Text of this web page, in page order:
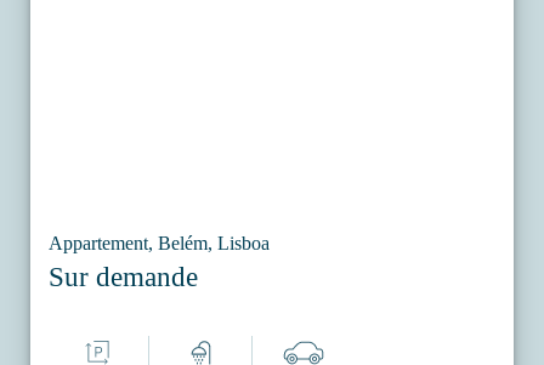
Appartement, Belém, Lisboa
Sur demande